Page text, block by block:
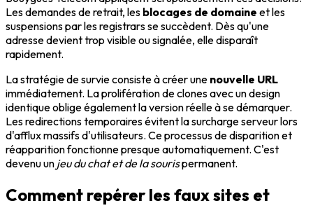
Les demandes de retrait, les blocages de domaine et les
suspensions par les registrars se succèdent. Dès qu'une
adresse devient trop visible ou signalée, elle disparaît
rapidement.
La stratégie de survie consiste à créer une nouvelle URL
immédiatement. La prolifération de clones avec un design
identique oblige également la version réelle à se démarquer.
Les redirections temporaires évitent la surcharge serveur lors
d'afflux massifs d'utilisateurs. Ce processus de disparition et
réapparition fonctionne presque automatiquement. C'est
devenu un jeu du chat et de la sourispermanent.
Comment repérer les faux sites et